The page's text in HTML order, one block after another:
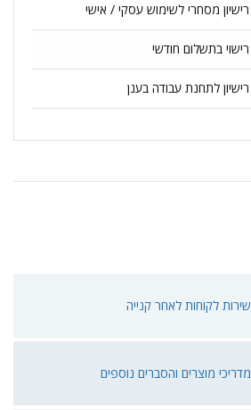
רישיון מסחרי לשימוש עסקי / אישי
רישוי בתשלום חודשי
רישיון לתחנת עבודה בענן
שירות לקוחות לאחר קנייה
מדריכי מוצרים והסברים נוספים